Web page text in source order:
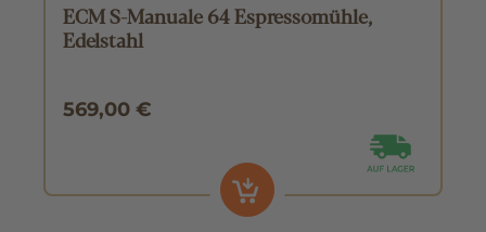
ECM S-Manuale 64 Espressomühle,
Edelstahl
569,00 €